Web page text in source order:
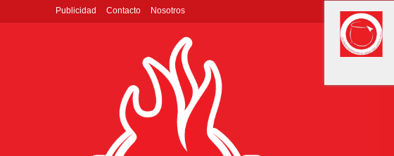
Publicidad Contacto Nosotros